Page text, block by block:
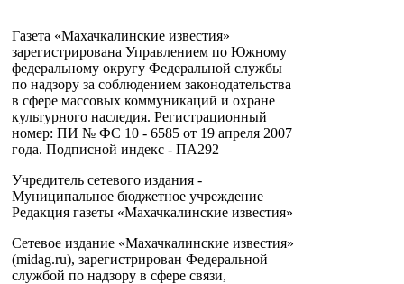
Газета «Махачкалинские известия»
зарегистрирована Управлением по Южному
федеральному округу Федеральной службы
по надзору за соблюдением законодательства
в сфере массовых коммуникаций и охране
культурного наследия. Регистрационный
номер: ПИ № ФС 10 - 6585 от 19 апреля 2007
года. Подписной индекс - ПА292
Учредитель сетевого издания -
Муниципальное бюджетное учреждение
Редакция газеты «Махачкалинские известия»
Сетевое издание «Махачкалинские известия»
(midag.ru), зарегистрирован Федеральной
службой по надзору в сфере связи,